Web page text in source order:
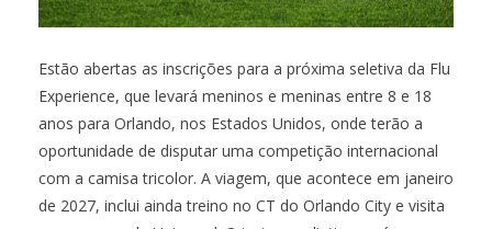
Estão abertas as inscrições para a próxima seletiva da Flu
Experience, que levará meninos e meninas entre 8 e 18
anos para Orlando, nos Estados Unidos, onde terão a
oportunidade de disputar uma competição internacional
com a camisa tricolor. A viagem, que acontece em janeiro
de 2027, inclui ainda treino no CT do Orlando City e visita